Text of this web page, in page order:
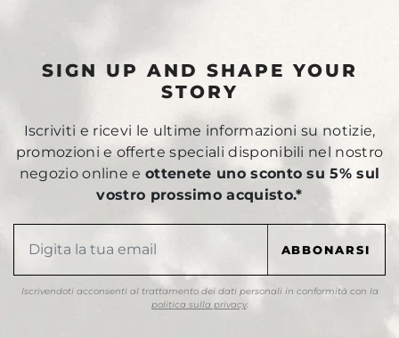
SIGN UP AND SHAPE YOUR
STORY
Iscriviti e ricevi le ultime informazioni su notizie,
promozioni e offerte speciali disponibili nel nostro
negozio online eottenete uno sconto su 5% sul
vostro prossimo acquisto.*
Iscrivendoti acconsenti al trattamento dei dati personali in conformità con la
politica sulla privacy.